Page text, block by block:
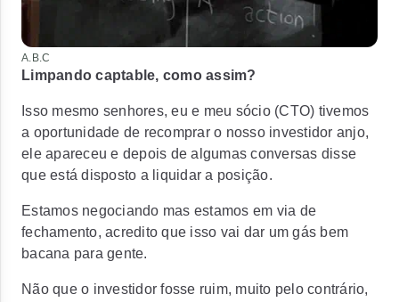
A.B.C
Limpando captable, como assim?
Isso mesmo senhores, eu e meu sócio (CTO) tivemos
a oportunidade de recomprar o nosso investidor anjo,
ele apareceu e depois de algumas conversas disse
que está disposto a liquidar a posição.
Estamos negociando mas estamos em via de
fechamento, acredito que isso vai dar um gás bem
bacana para gente.
Não que o investidor fosse ruim, muito pelo contrário,